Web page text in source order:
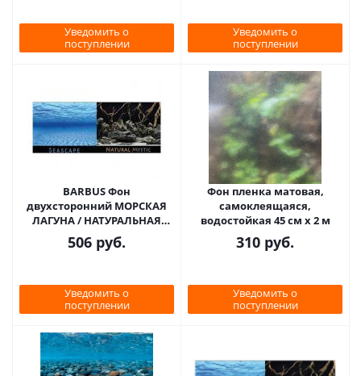
Уведомить о
поступлении
Уведомить о
поступлении
BARBUS Фон
двухсторонний МОРСКАЯ
ЛАГУНА / НАТУРАЛЬНАЯ
МИСТИКА 100см, 1 м
506 руб.
Уведомить о
поступлении
Фон пленка матовая,
самоклеящаяся,
водостойкая 45 см х 2 м
310 руб.
Уведомить о
поступлении